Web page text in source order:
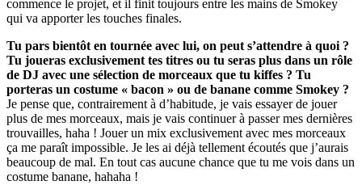
commence le projet, et il finit toujours entre les mains de Smokey
qui va apporter les touches finales.
Tu pars bientôt en tournée avec lui, on peut s’attendre à quoi ?
Tu joueras exclusivement tes titres ou tu seras plus dans un rôle
de DJ avec une sélection de morceaux que tu kiffes ? Tu
porteras un costume « bacon » ou de banane comme Smokey ?
Je pense que, contrairement à d’habitude, je vais essayer de jouer
plus de mes morceaux, mais je vais continuer à passer mes dernières
trouvailles, haha ! Jouer un mix exclusivement avec mes morceaux
ça me paraît impossible. Je les ai déjà tellement écoutés que j’aurais
beaucoup de mal. En tout cas aucune chance que tu me vois dans un
costume banane, hahaha !